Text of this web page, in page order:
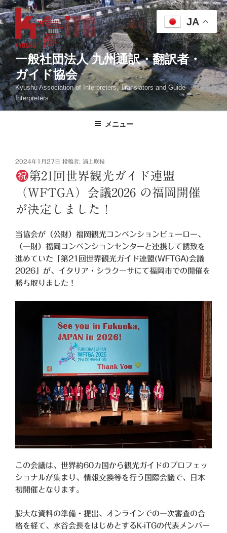
コ
ン
テ
ン
ツ
へ
ス
キ
ッ
一般社団法人 九州通訳・翻訳者・
ガイド協会
Kyushu Association of Interpreters, Translators and Guide-
Interpreters
メニュー
投
稿
日:
2024年1月27日 投稿者: 浦上咲枝
第21回世界観光ガイド連盟
（WFTGA）会議2026 の福岡開催
が決定しました！
当協会が（公財）福岡観光コンベンションビューロー、
（一財）福岡コンベンションセンターと連携して誘致を
進めていた「第21回世界観光ガイド連盟(WFTGA)会議
2026」が、イタリア・シラクーサにて福岡市での開催を
勝ち取りました！
この会議は、世界約60カ国から観光ガイドのプロフェッ
ショナルが集まり、情報交換等を行う国際会議で、日本
初開催となります。
膨大な資料の準備・提出、オンラインでの一次審査の合
格を経て、水谷会長をはじめとするK-iTGの代表メンバー
JA